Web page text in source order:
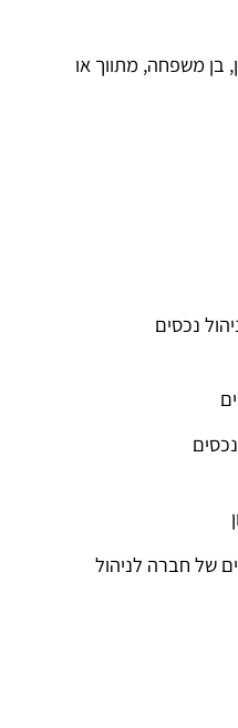
בן משפחה, מתווך או
נכסים
של חברה לניהול